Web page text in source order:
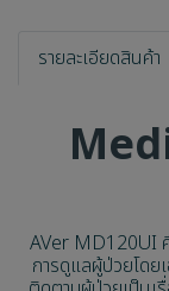
รายละเอียดสินค้า
AVer MD120UI
การดูแลผู้ป่วยโดย